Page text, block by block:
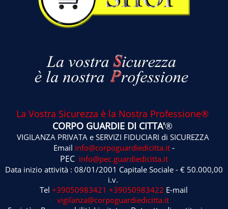
La Vostra Sicurezza è la Nostra Professione®
CORPO GUARDIE DI CITTA'®
VIGILANZA PRIVATA e SERVIZI FIDUCIARI di SICUREZZA
Email info@corpoguardiedicitta.it-
PEC info@pec.guardiedicitta.it
Data inizio attività : 08/01/2001 Capitale Sociale - € 50.000,00
i.v.
Tel+39050983421 +39050983422 E-mail
vigilanza@corpoguardiedicitta.it